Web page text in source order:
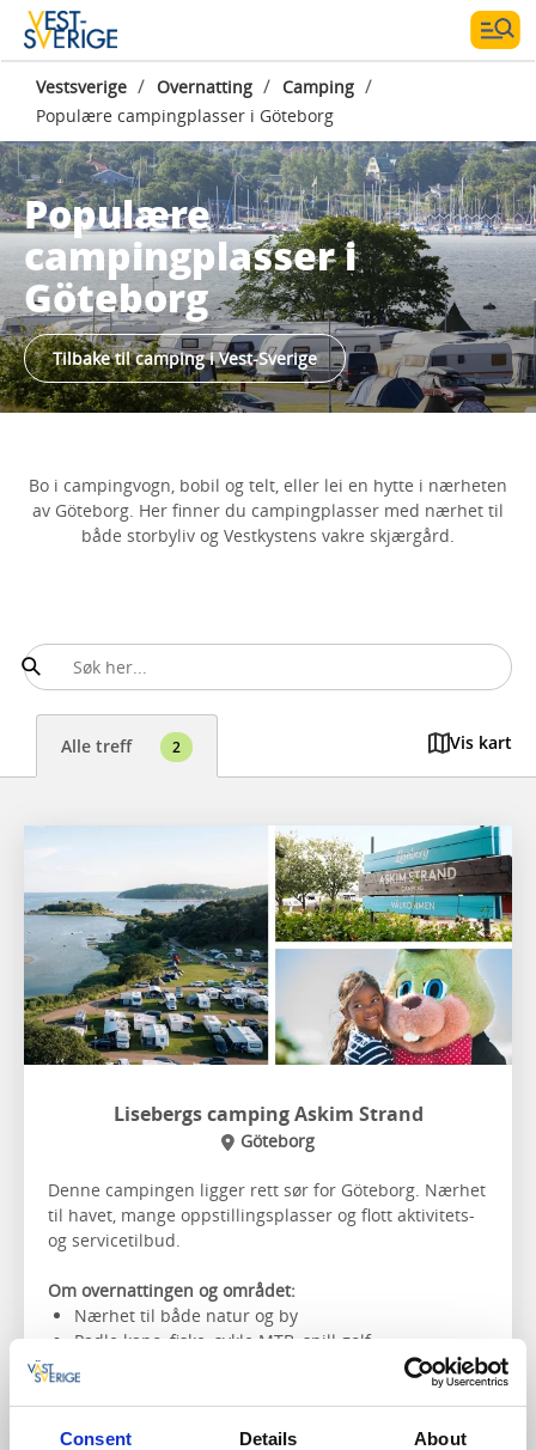
Consent Details About
Vestsverige / Overnatting / Camping /
Populære campingplasser i Göteborg
Populære
campingplasser i
Göteborg
Tilbake til camping i Vest-Sverige
Bo i campingvogn, bobil og telt, eller lei en hytte i nærheten
av Göteborg. Her finner du campingplasser med nærhet til
både storbyliv og Vestkystens vakre skjærgård.
Alle treff 2 Vis kart
Lisebergs camping Askim Strand
Göteborg
Denne campingen ligger rett sør for Göteborg. Nærhet
til havet, mange oppstillingsplasser og flott aktivitets-
og servicetilbud.
Om overnattingen og området:
Nærhet til både natur og by
Padle kano, fiske, sykle MTB, spill golf.